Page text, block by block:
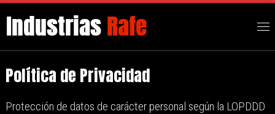
Mostrar todo el contenido
Política de Privacidad
Protección de datos de carácter personal según la LOPDDD